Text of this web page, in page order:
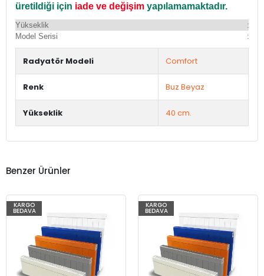
üretildiği için iade ve değişim yapılamamaktadır.
Yükseklik :
Model Serisi
:
Radyatör Modeli Comfort
Renk Buz Beyaz
Yükseklik 40 cm.
Benzer Ürünler
KARGO
BEDAVA
KARGO
BEDAVA